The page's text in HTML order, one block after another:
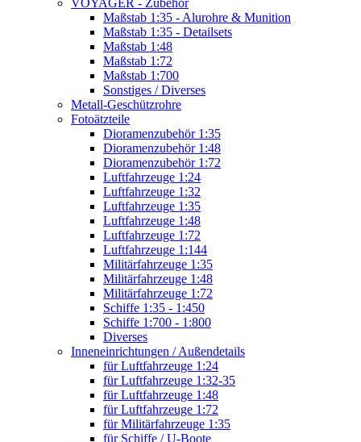
VOYAGER - Zubehör
Maßstab 1:35 - Alurohre & Munition
Maßstab 1:35 - Detailsets
Maßstab 1:48
Maßstab 1:72
Maßstab 1:700
Sonstiges / Diverses
Metall-Geschützrohre
Fotoätzteile
Dioramenzubehör 1:35
Dioramenzubehör 1:48
Dioramenzubehör 1:72
Luftfahrzeuge 1:24
Luftfahrzeuge 1:32
Luftfahrzeuge 1:35
Luftfahrzeuge 1:48
Luftfahrzeuge 1:72
Luftfahrzeuge 1:144
Militärfahrzeuge 1:35
Militärfahrzeuge 1:48
Militärfahrzeuge 1:72
Schiffe 1:35 - 1:450
Schiffe 1:700 - 1:800
Diverses
Inneneinrichtungen / Außendetails
für Luftfahrzeuge 1:24
für Luftfahrzeuge 1:32-35
für Luftfahrzeuge 1:48
für Luftfahrzeuge 1:72
für Militärfahrzeuge 1:35
für Schiffe / U-Boote